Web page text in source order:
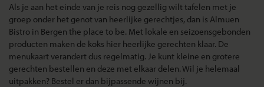
Als je aan het einde van je reis nog gezellig wilt tafelen met je
groep onder het genot van heerlijke gerechtjes, dan is Almuen
Bistro in Bergen the place to be. Met lokale en seizoensgebonden
producten maken de koks hier heerlijke gerechten klaar. De
menukaart verandert dus regelmatig. Je kunt kleine en grotere
gerechten bestellen en deze met elkaar delen. Wil je helemaal
uitpakken? Bestel er dan bijpassende wijnen bij.